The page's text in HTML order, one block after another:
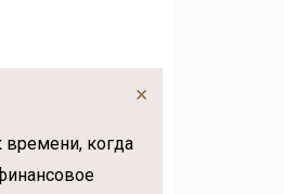
времени, когда
×